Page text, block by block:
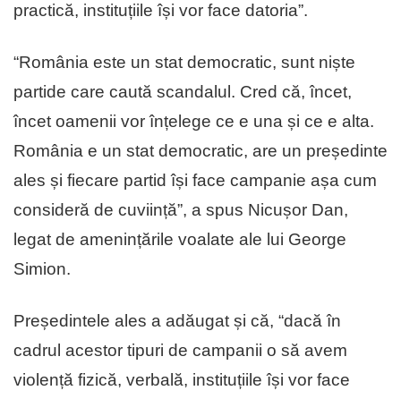
practică, instituțiile își vor face datoria”.
“România este un stat democratic, sunt niște
partide care caută scandalul. Cred că, încet,
încet oamenii vor înțelege ce e una și ce e alta.
România e un stat democratic, are un președinte
ales și fiecare partid își face campanie așa cum
consideră de cuviință”, a spus Nicușor Dan,
legat de amenințările voalate ale lui George
Simion.
Președintele ales a adăugat și că, “dacă în
cadrul acestor tipuri de campanii o să avem
violență fizică, verbală, instituțiile își vor face